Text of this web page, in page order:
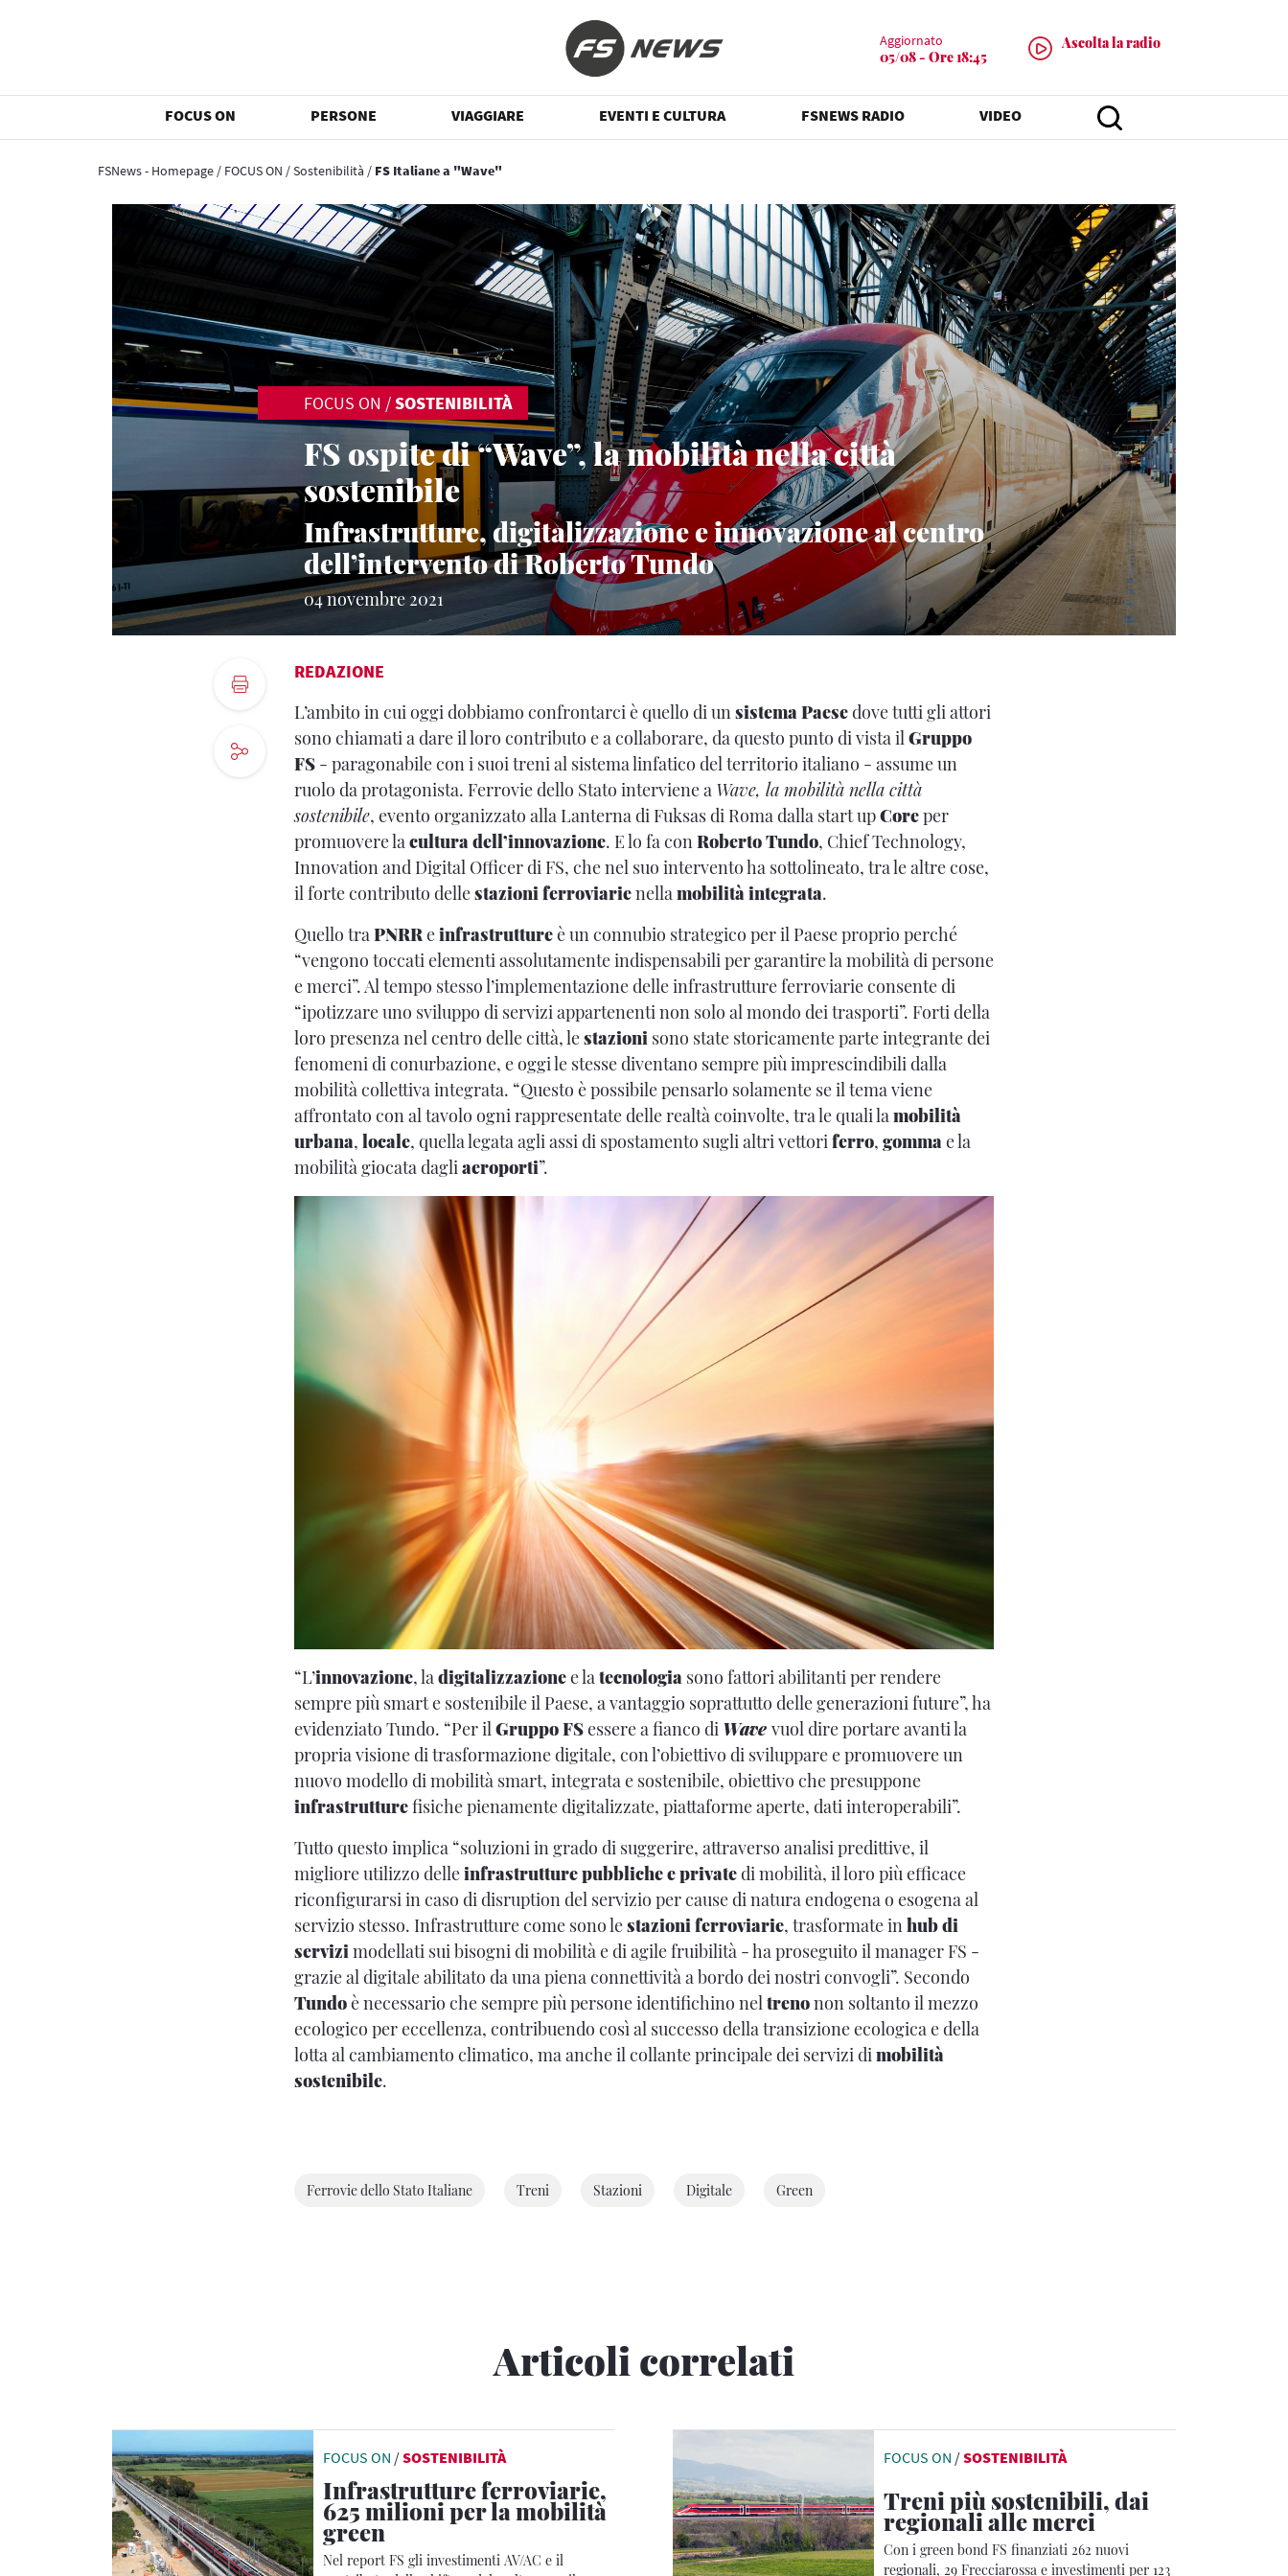
Aggiornato
05/08 - Ore 18:45
Ascolta la radio
FOCUS ON PERSONE VIAGGIARE EVENTI E CULTURA FSNEWS RADIO VIDEO
FSNews - Homepage / FOCUS ON /Sostenibilità / FS Italiane a "Wave"
FOCUS ON /SOSTENIBILITÀ
FS ospite di “Wave”, la mobilità nella città
sostenibile
Infrastrutture, digitalizzazione e innovazione al centro
dell’intervento di Roberto Tundo
04 novembre 2021
REDAZIONE
L’ambito in cui oggi dobbiamo confrontarci è quello di unsistema Paesedove tutti gli attori
sono chiamati a dare il loro contributo e a collaborare, da questo punto di vista ilGruppo
FS - paragonabile con i suoi treni al sistema linfatico del territorio italiano - assume un
ruolo da protagonista. Ferrovie dello Stato interviene a Wave, la mobilità nella città
sostenibile, evento organizzato alla Lanterna di Fuksas di Roma dalla start upCoreper
promuovere lacultura dell’innovazione. E lo fa conRoberto Tundo, Chief Technology,
Innovation and Digital Officer di FS, che nel suo intervento ha sottolineato, tra le altre cose,
il forte contributo dellestazioni ferroviarienellamobilità integrata.
Quello traPNRReinfrastruttureè un connubio strategico per il Paese proprio perché
“vengono toccati elementi assolutamente indispensabili per garantire la mobilità di persone
e merci”. Al tempo stesso l’implementazione delle infrastrutture ferroviarie consente di
“ipotizzare uno sviluppo di servizi appartenenti non solo al mondo dei trasporti”. Forti della
loro presenza nel centro delle città, lestazioni sono state storicamente parte integrante dei
fenomeni di conurbazione, e oggi le stesse diventano sempre più imprescindibili dalla
mobilità collettiva integrata. “Questo è possibile pensarlo solamente se il tema viene
affrontato con al tavolo ogni rappresentate delle realtà coinvolte, tra le quali lamobilità
urbana, locale, quella legata agli assi di spostamento sugli altri vettoriferro, gommae la
mobilità giocata dagliaeroporti”.
“L’innovazione, ladigitalizzazionee latecnologia sono fattori abilitanti per rendere
sempre più smart e sostenibile il Paese, a vantaggio soprattutto delle generazioni future”, ha
evidenziato Tundo. “Per ilGruppo FSessere a fianco di Wave vuol dire portare avanti la
propria visione di trasformazione digitale, con l’obiettivo di sviluppare e promuovere un
nuovo modello di mobilità smart, integrata e sostenibile, obiettivo che presuppone
infrastrutturefisiche pienamente digitalizzate, piattaforme aperte, dati interoperabili”.
Tutto questo implica “soluzioni in grado di suggerire, attraverso analisi predittive, il
migliore utilizzo delleinfrastrutture pubbliche e privatedi mobilità, il loro più efficace
riconfigurarsi in caso di disruption del servizio per cause di natura endogena o esogena al
servizio stesso. Infrastrutture come sono lestazioni ferroviarie, trasformate inhub di
servizimodellati sui bisogni di mobilità e di agile fruibilità - ha proseguito il manager FS -
grazie al digitale abilitato da una piena connettività a bordo dei nostri convogli”. Secondo
Tundoè necessario che sempre più persone identifichino neltrenonon soltanto il mezzo
ecologico per eccellenza, contribuendo così al successo della transizione ecologica e della
lotta al cambiamento climatico, ma anche il collante principale dei servizi dimobilità
sostenibile.
Ferrovie dello Stato Italiane Treni Stazioni Digitale Green
Articoli correlati
FOCUS ON /SOSTENIBILITÀ
Infrastrutture ferroviarie,
625 milioni per la mobilità
green
Nel report FS gli investimenti AV/AC e il
FOCUS ON /SOSTENIBILITÀ
Treni più sostenibili, dai
regionali alle merci
Con i green bond FS finanziati 262 nuovi
regionali, 29 Frecciarossa e investimenti per 123